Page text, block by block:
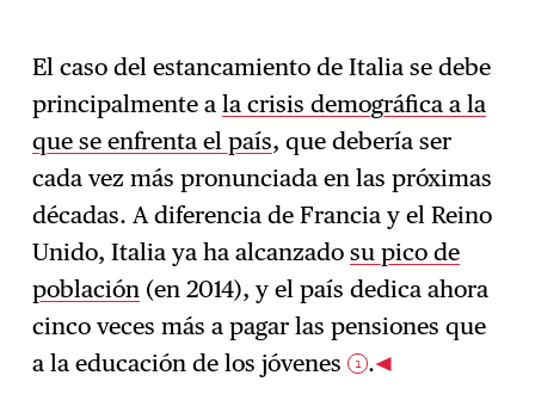
El caso del estancamiento de Italia se debe
principalmente ala crisis demográfica a la
que se enfrenta el país, que debería ser
cada vez más pronunciada en las próximas
décadas. A diferencia de Francia y el Reino
Unido, Italia ya ha alcanzadosu pico de
población (en 2014), y el país dedica ahora
cinco veces más a pagar las pensiones que
a la educación de los jóvenes 1 .